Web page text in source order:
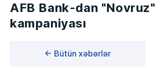
AFB Bank-dan "Novruz"
kampaniyası
← Bütün xəbərlər